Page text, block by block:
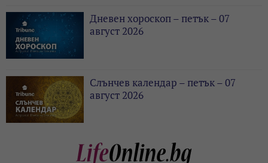
Дневен хороскоп – петък – 07
август 2026
Слънчев календар – петък – 07
август 2026